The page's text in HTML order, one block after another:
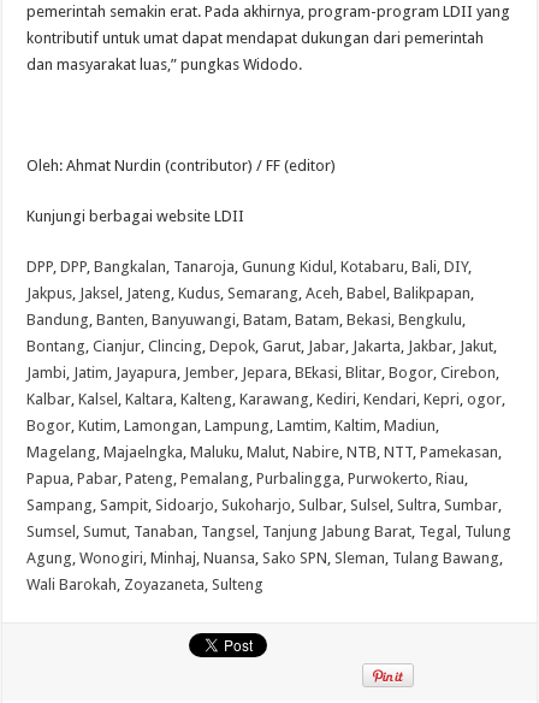
pemerintah semakin erat. Pada akhirnya, program-program LDII yang
kontributif untuk umat dapat mendapat dukungan dari pemerintah
dan masyarakat luas,” pungkas Widodo.
Oleh: Ahmat Nurdin (contributor) / FF (editor)
Kunjungi berbagai website LDII
DPP ,DPP ,Bangkalan Tanaroja ,Gunung Kidul ,Kotabaru ,Bali ,DIY,
Jakpus Jaksel Jateng ,Kudus ,Semarang ,Aceh ,Babel ,Balikpapan
Bandung ,Banten ,Banyuwangi ,Batam ,Batam ,Bekasi ,Bengkulu
Bontang ,Cianjur ,Clincing ,Depok ,Garut Jabar Jakarta Jakbar Jakut
Jambi Jatim Jayapura Jember Jepara ,BEkasi ,Blitar ,Bogor ,Cirebon
Kalbar ,Kalsel ,Kaltara ,Kalteng ,Karawang ,Kediri ,Kendari ,Kepri ,ogor
Bogor ,Kutim ,Lamongan ,Lampung ,Lamtim ,Kaltim ,Madiun
Magelang ,Majaelngka ,Maluku ,Malut ,Nabire ,NTB ,NTT ,Pamekasan
Papua ,Pabar ,Pateng ,Pemalang ,Purbalingga ,Purwokerto ,Riau
Sampang ,Sampit ,Sidoarjo ,Sukoharjo ,Sulbar ,Sulsel ,Sultra ,Sumbar
Sumsel ,Sumut Tanaban Tangsel Tanjung Jabung Barat Tegal
Tulung
Agung ,Wonogiri ,Minhaj ,Nuansa ,Sako SPN ,Sleman Tulang Bawang
Wali Barokah Zoyazaneta ,Sulteng